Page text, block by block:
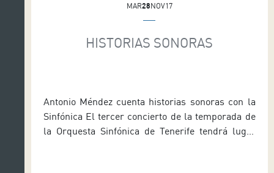
MAR28NOV17
HISTORIAS SONORAS
Antonio Méndez cuenta historias sonoras con la
Sinfónica El tercer concierto de la temporada de
la Orquesta Sinfónica de Tenerife tendrá lugar